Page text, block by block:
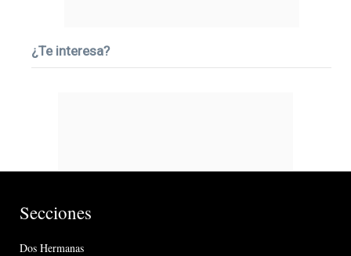
¿Te interesa?
Secciones
Dos Hermanas